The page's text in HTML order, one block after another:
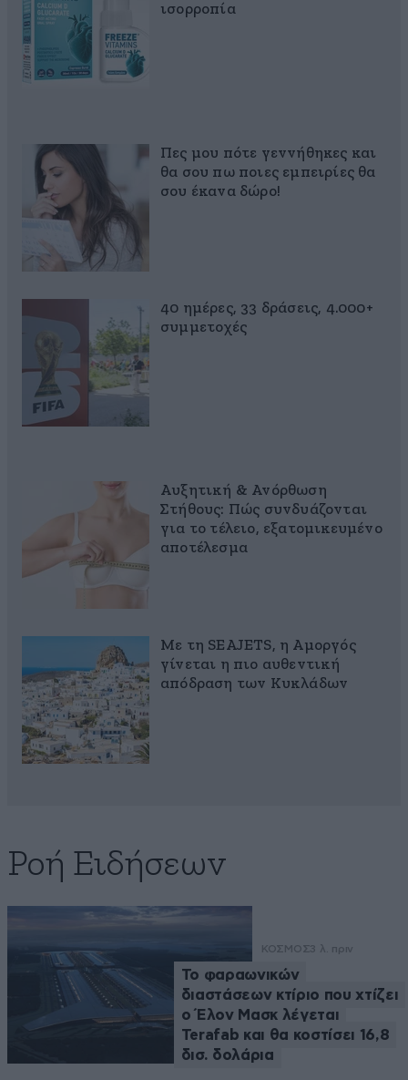
ισορροπία
Πες μου πότε γεννήθηκες και
θα σου πω ποιες εμπειρίες θα
σου έκανα δώρο!
40 ημέρες, 33 δράσεις, 4.000+
συμμετοχές
Αυξητική & Ανόρθωση
Στήθους: Πώς συνδυάζονται
για το τέλειο, εξατομικευμένο
αποτέλεσμα
Με τη SEAJETS, η Αμοργός
γίνεται η πιο αυθεντική
απόδραση των Κυκλάδων
Ροή Ειδήσεων
ΚΟΣΜΟΣ3 λ. πριν
Το φαραωνικών
διαστάσεων κτίριο που χτίζει
ο Έλον Μασκ λέγεται
Terafab και θα κοστίσει 16,8
δισ. δολάρια